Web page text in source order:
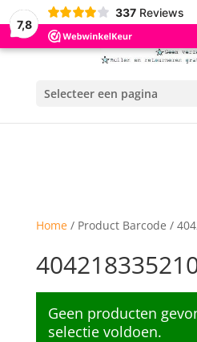
7,8
337 Reviews
Selecteer een pagina
Home/ Product Barcode /
Geen producten
selectie voldoen.